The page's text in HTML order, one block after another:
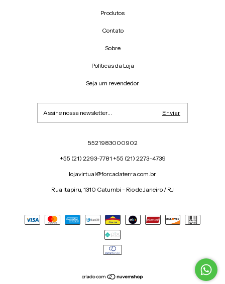
Produtos
Contato
Sobre
Políticas da Loja
Seja um revendedor
5521983000902
+55 (21) 2293-7781 +55 (21) 2273-4739
lojavirtual@forcadaterra.com.br
Rua Itapiru, 1310 Catumbi - Rio de Janeiro / RJ